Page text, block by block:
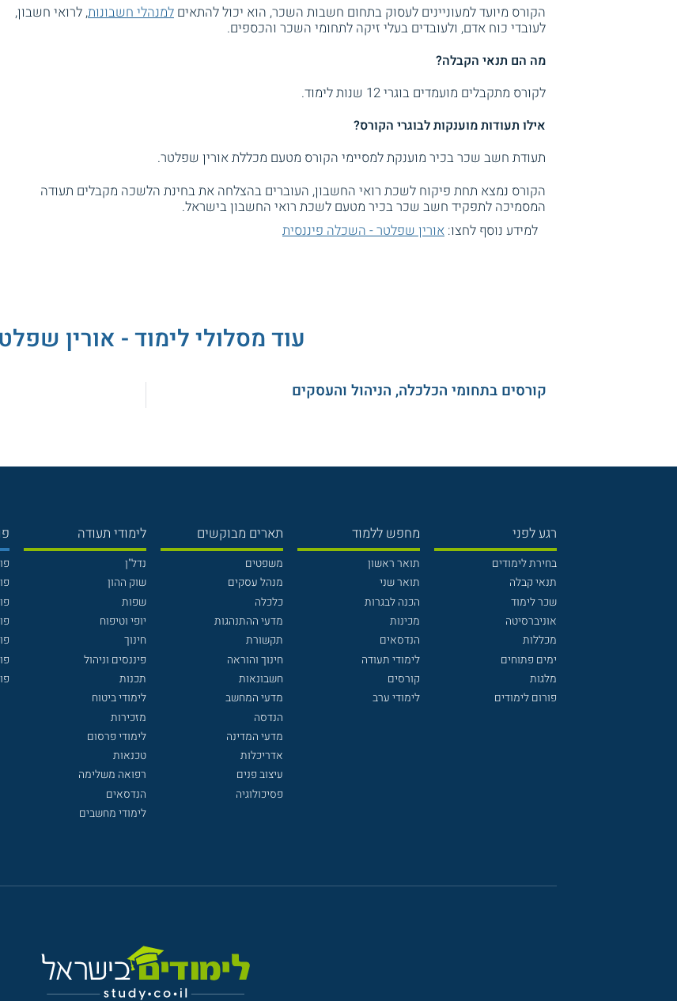
הקורס מיועד למעוניינים לעסוק בתחום חשבות השכר, הוא יכול להתאים למנהלי חשבונות, לרואי חשבון,
לעובדי כוח אדם, ולעובדים בעלי זיקה לתחומי השכר והכספים.
מה הם תנאי הקבלה?
לקורס מתקבלים מועמדים בוגרי 12 שנות לימוד.
אילו תעודות מוענקות לבוגרי הקורס?
תעודת חשב שכר בכיר מוענקת למסיימי הקורס מטעם מכללת אורין שפלטר.
הקורס נמצא תחת פיקוח לשכת רואי החשבון, העוברים בהצלחה את בחינת הלשכה מקבלים תעודה
המסמיכה לתפקיד חשב שכר בכיר מטעם לשכת רואי החשבון בישראל.
למידע נוסף לחצו: אורין שפלטר - השכלה פיננסית
עוד מסלולי לימוד - אורין
קורסים בתחומי הכלכלה, הניהול והעסקים
רגע לפני
בחירת לימודים
תנאי קבלה
שכר לימוד
אוניברסיטה
מכללות
ימים פתוחים
מלגות
פורום לימודים
מחפש ללמוד
תואר ראשון
תואר שני
הכנה לבגרות
מכינות
הנדסאים
לימודי תעודה
קורסים
לימודי ערב
תארים מבוקשים
משפטים
מנהל עסקים
כלכלה
מדעי ההתנהגות
תקשורת
חינוך והוראה
חשבונאות
מדעי המחשב
הנדסה
מדעי המדינה
אדריכלות
עיצוב פנים
פסיכולוגיה
לימודי תעודה
נדל"ן
שוק ההון
שפות
יופי וטיפוח
חינוך
פיננסים וניהול
תכנות
לימודי ביטוח
מזכירות
לימודי פרסום
טכנאות
רפואה משלימה
הנדסאים
לימודי מחשבים